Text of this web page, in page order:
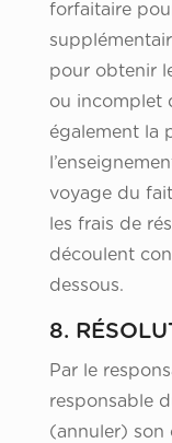
forfaitaire
pour obtenir
ou incomplet
également la
voyage du
les frais de
découlent
dessous.
8.
Par le
responsable
(annuler)